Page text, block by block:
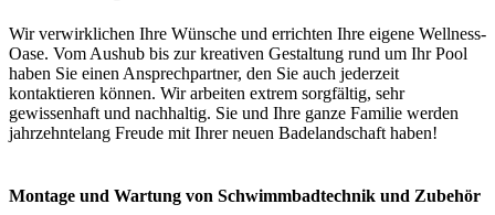
Wir verwirklichen Ihre Wünsche und errichten Ihre eigene Wellness-
Oase. Vom Aushub bis zur kreativen Gestaltung rund um Ihr Pool
haben Sie einen Ansprechpartner, den Sie auch jederzeit
kontaktieren können. Wir arbeiten extrem sorgfältig, sehr
gewissenhaft und nachhaltig. Sie und Ihre ganze Familie werden
jahrzehntelang Freude mit Ihrer neuen Badelandschaft haben!
Montage und Wartung von Schwimmbadtechnik und Zubehör